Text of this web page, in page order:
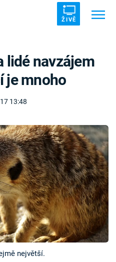
ŽIVĚ
13:48
lidé navzájem
je mnoho
největší.